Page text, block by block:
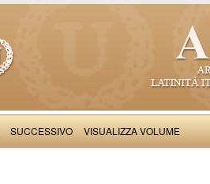
SUCCESSIVO VISUALIZZA VOLUME